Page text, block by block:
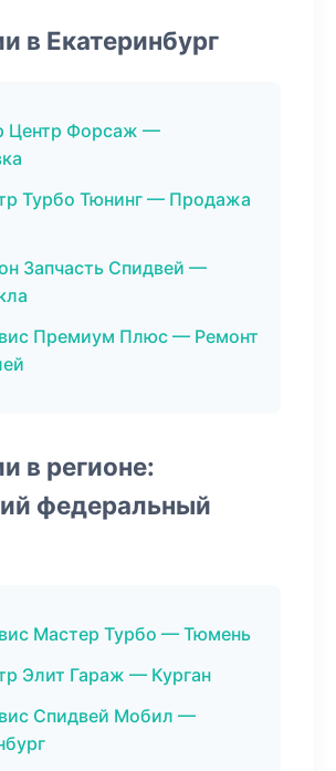
в Екатеринбург
Центр Форсаж —
Турбо Тюнинг — Продажа
Запчасть Спидвей —
Премиум Плюс — Ремонт
в регионе:
федеральный
Мастер Турбо — Тюмень
Элит Гараж — Курган
Спидвей Мобил —